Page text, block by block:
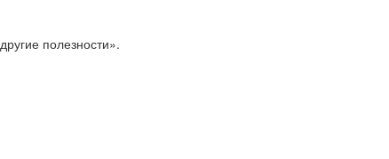
полезности».